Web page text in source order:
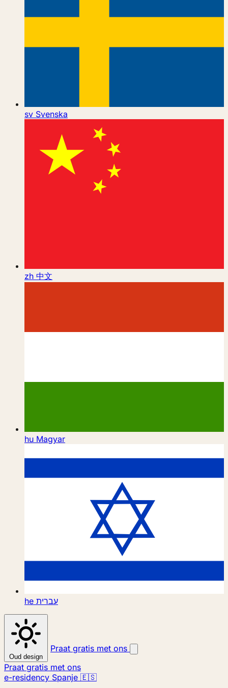
sv Svenska
zh 中文
hu Magyar
he עברית
Oud design
Praat gratis met ons
Praat gratis met ons
e-residency Spanje 🇪🇸